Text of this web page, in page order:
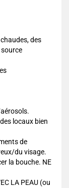
des
locaux bien
de
du visage.
la bouche. NE
LA PEAU (ou